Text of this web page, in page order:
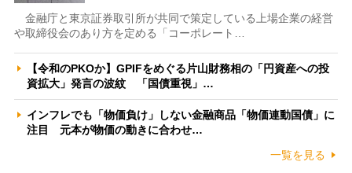
金融庁と東京証券取引所が共同で策定している上場企業の経営
や取締役会のあり方を定める「コーポレート…
【令和のPKOか】GPIFをめぐる片山財務相の「円資産への投
資拡大」発言の波紋 「国債重視」…
インフレでも「物価負け」しない金融商品「物価連動国債」に
注目 元本が物価の動きに合わせ…
一覧を見る